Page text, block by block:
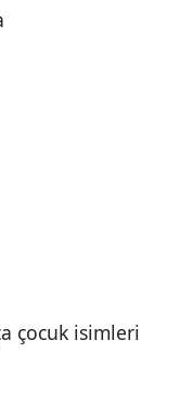
çocuk isimleri